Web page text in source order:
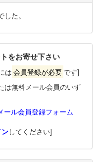
た。
をお寄せ下さい
は 会員登録が必要 です]
は無料メール会員のいず
ール会員登録フォーム
ンしてください]